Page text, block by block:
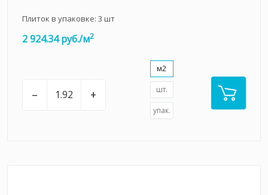
Плиток в упаковке: 3 шт
2 924.34 руб./м2
– +
м2
шт.
упак.